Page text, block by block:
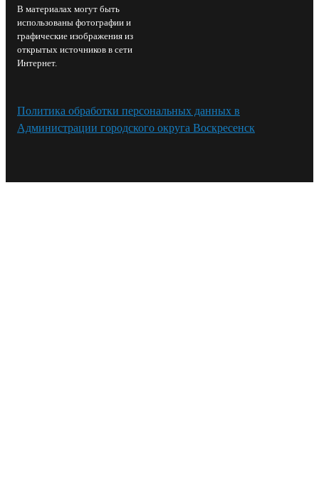
В материалах могут быть
использованы фотографии и
графические изображения из
открытых источников в сети
Интернет.
Политика обработки персональных данных в
Администрации городского округа Воскресенск